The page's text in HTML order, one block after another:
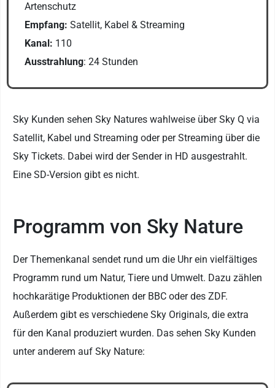
Artenschutz
Empfang: Satellit, Kabel & Streaming
Kanal: 110
Ausstrahlung: 24 Stunden
Sky Kunden sehen Sky Natures wahlweise über Sky Q via
Satellit, Kabel und Streaming oder per Streaming über die
Sky Tickets. Dabei wird der Sender in HD ausgestrahlt.
Eine SD-Version gibt es nicht.
Programm von Sky Nature
Der Themenkanal sendet rund um die Uhr ein vielfältiges
Programm rund um Natur, Tiere und Umwelt. Dazu zählen
hochkarätige Produktionen der BBC oder des ZDF.
Außerdem gibt es verschiedene Sky Originals, die extra
für den Kanal produziert wurden. Das sehen Sky Kunden
unter anderem auf Sky Nature: